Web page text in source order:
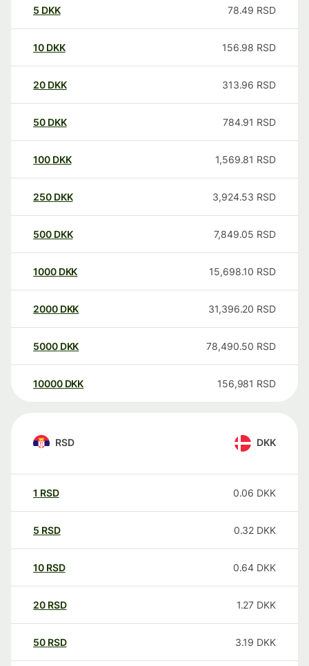
5 DKK 78.49 RSD
10 DKK 156.98 RSD
20 DKK 313.96 RSD
50 DKK 784.91 RSD
100 DKK 1,569.81 RSD
250 DKK 3,924.53 RSD
500 DKK 7,849.05 RSD
1000 DKK 15,698.10 RSD
2000 DKK 31,396.20 RSD
5000 DKK 78,490.50 RSD
10000 DKK 156,981 RSD
RSD DKK
1 RSD 0.06 DKK
5 RSD 0.32 DKK
10 RSD 0.64 DKK
20 RSD 1.27 DKK
50 RSD 3.19 DKK